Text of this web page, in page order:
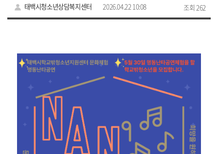
태백시청소년상담복지센터 2026.04.22 10:08 조회 262